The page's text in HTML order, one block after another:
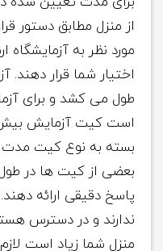
از منزل مطابق دستور
مورد نظر به آزمایشگاه
طول می کشد و برای
بسته به نوع کیت مدت
بعضی از کیت ها در
پاسخ دقیقی ارائه
ندارند و در دسترس
منزل شما زیاد است